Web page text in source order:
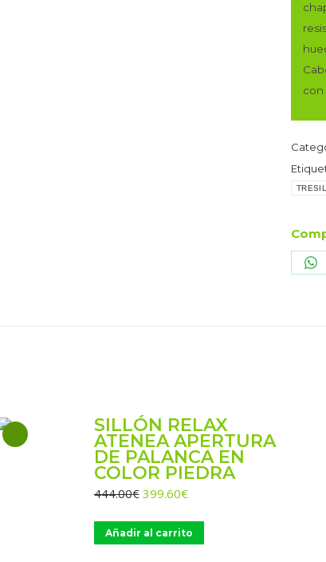
EN
TELA
con
SILLÓN RELAX
ATENEA APERTURA
DE PALANCA EN
COLOR PIEDRA
444.00€ El
original
era:
399.60€El
actual
es:
Añadir al carrito